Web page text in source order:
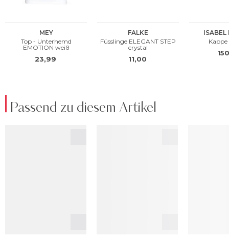
Passend zu diesem Artikel